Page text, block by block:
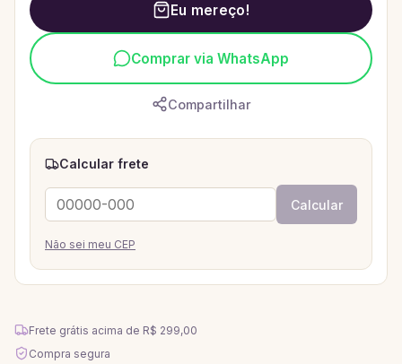
Eu mereço!
Comprar via WhatsApp
Compartilhar
Calcular frete
Calcular
Não sei meu CEP
Frete grátis acima de R$ 299,00
Compra segura